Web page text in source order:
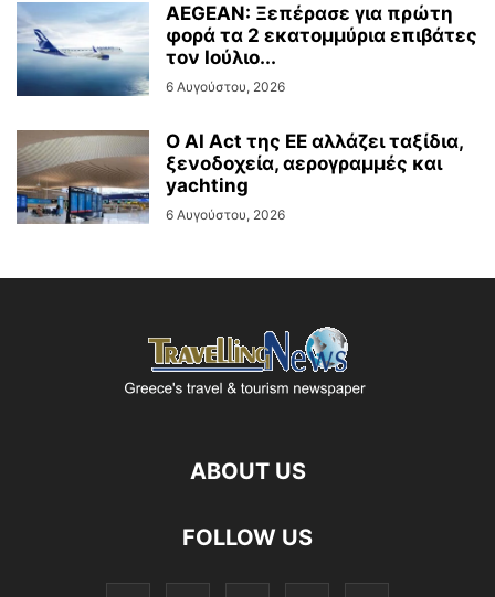
AEGEAN: Ξεπέρασε για πρώτη
φορά τα 2 εκατομμύρια επιβάτες
τον Ιούλιο...
6 Αυγούστου, 2026
Ο AI Act της ΕΕ αλλάζει ταξίδια,
ξενοδοχεία, αερογραμμές και
yachting
6 Αυγούστου, 2026
ABOUT US
FOLLOW US